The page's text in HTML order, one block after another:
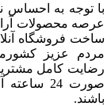
با توجه به احساس
عرصه محصولات
ساخت فروشگاه
مردم عزیز
رضایت کامل
صورت 24
باشند.